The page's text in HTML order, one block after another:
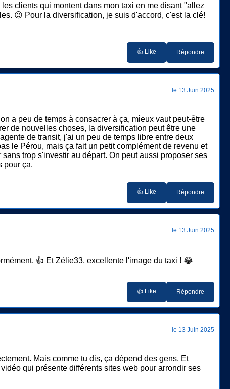
clients qui montent dans mon taxi en me disant "allez
😉 Pour la diversification, je suis d'accord, c'est la clé!
👍 Like Répondre
le 13 Juin 2025
a peu de temps à consacrer à ça, mieux vaut peut-être
de nouvelles choses, la diversification peut être une
de transit, j'ai un peu de temps libre entre deux
le Pérou, mais ça fait un petit complément de revenu et
trop s'investir au départ. On peut aussi proposer ses
pour ça.
👍 Like Répondre
le 13 Juin 2025
👍 Et Zélie33, excellente l'image du taxi ! 😂
👍 Like Répondre
le 13 Juin 2025
Mais comme tu dis, ça dépend des gens. Et
qui présente différents sites web pour arrondir ses